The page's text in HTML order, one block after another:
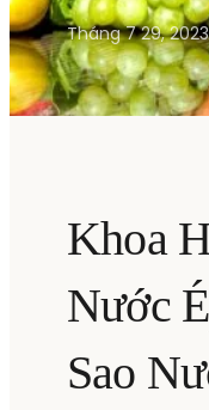
Tháng 7 29, 2023
Khoa
Nước
Sao